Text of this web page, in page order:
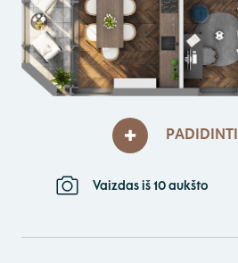
Vaizdas iš 10 aukšto